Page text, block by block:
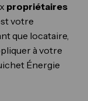
propriétaires
votre
que locataire,
à votre
Énergie